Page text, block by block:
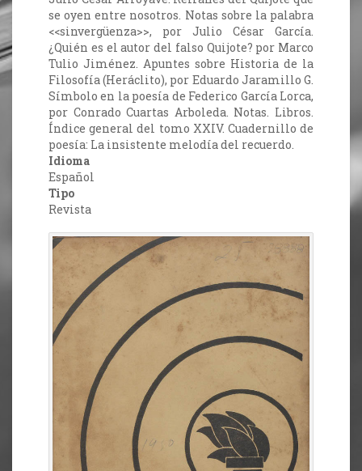
se oyen entre nosotros. Notas sobre la palabra
<<sinvergüenza>>, por Julio César García.
¿Quién es el autor del falso Quijote? por Marco
Tulio Jiménez. Apuntes sobre Historia de la
Filosofía (Heráclito), por Eduardo Jaramillo G.
Símbolo en la poesía de Federico García Lorca,
por Conrado Cuartas Arboleda. Notas. Libros.
Índice general del tomo XXIV. Cuadernillo de
poesía: La insistente melodía del recuerdo.
Idioma
Español
Tipo
Revista